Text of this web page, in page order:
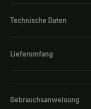
Technische Daten
Lieferumfang
Gebrauchsanweisung